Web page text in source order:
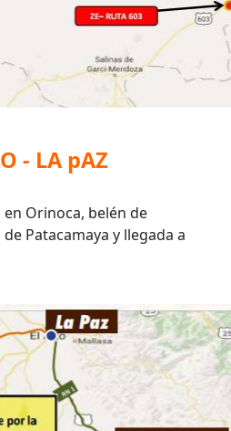
- LA pAZ
Orinoca, belén de
Patacamaya y llegada a